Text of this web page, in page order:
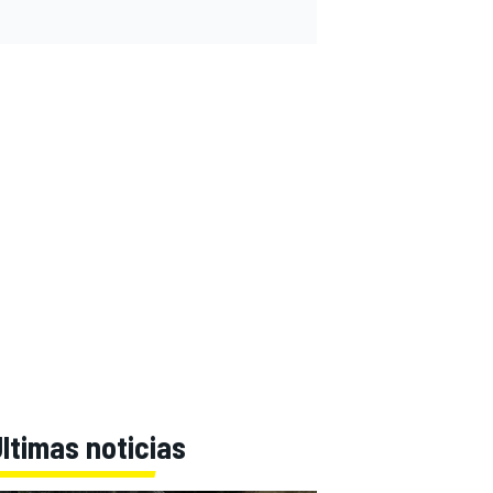
noticias